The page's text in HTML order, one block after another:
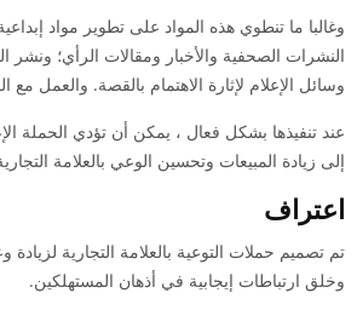
وغالبا ما تنطوي هذه المواد على تطوير مواد
النشرات الصحفية والأخبار ومقالات الرأي؛ ونشر
وسائل الإعلام لإثارة الاهتمام بالقصة. والعمل مع
عند تنفيذها بشكل فعال ، يمكن أن تؤدي الحملة
إلى زيادة المبيعات وتحسين الوعي بالعلامة
اعتراف
تم تصميم حملات التوعية بالعلامة التجارية لزيادة
وخلق ارتباطات إيجابية في أذهان المستهلكين.